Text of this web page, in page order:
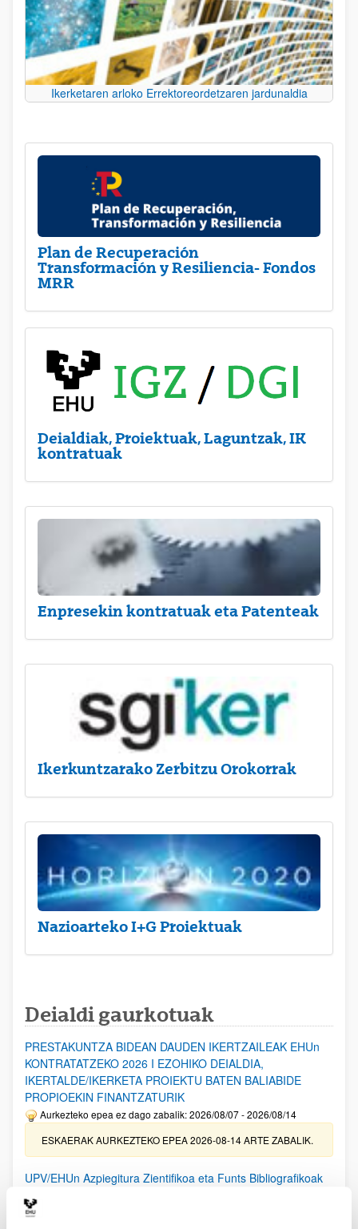
Ikerketaren arloko Errektoreordetzaren jardunaldia
Plan de Recuperación
Transformación y Resiliencia- Fondos
MRR
Deialdiak, Proiektuak, Laguntzak, IK
kontratuak
Enpresekin kontratuak eta Patenteak
Ikerkuntzarako Zerbitzu Orokorrak
Nazioarteko I+G Proiektuak
Deialdi gaurkotuak
PRESTAKUNTZA BIDEAN DAUDEN IKERTZAILEAK EHUn
KONTRATATZEKO 2026 I EZOHIKO DEIALDIA,
IKERTALDE/IKERKETA PROIEKTU BATEN BALIABIDE
PROPIOEKIN FINANTZATURIK
Aurkezteko epea ez dago zabalik: 2026/08/07 - 2026/08/14
ESKAERAK AURKEZTEKO EPEA 2026-08-14 ARTE ZABALIK.
UPV/EHUn Azpiegitura Zientifikoa eta Funts Bibliografikoak